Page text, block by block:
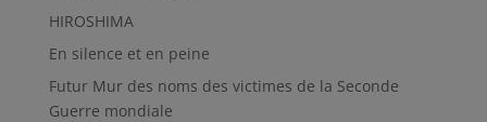
HIROSHIMA
En silence et en peine
Futur Mur des noms des victimes de la Seconde
Guerre mondiale